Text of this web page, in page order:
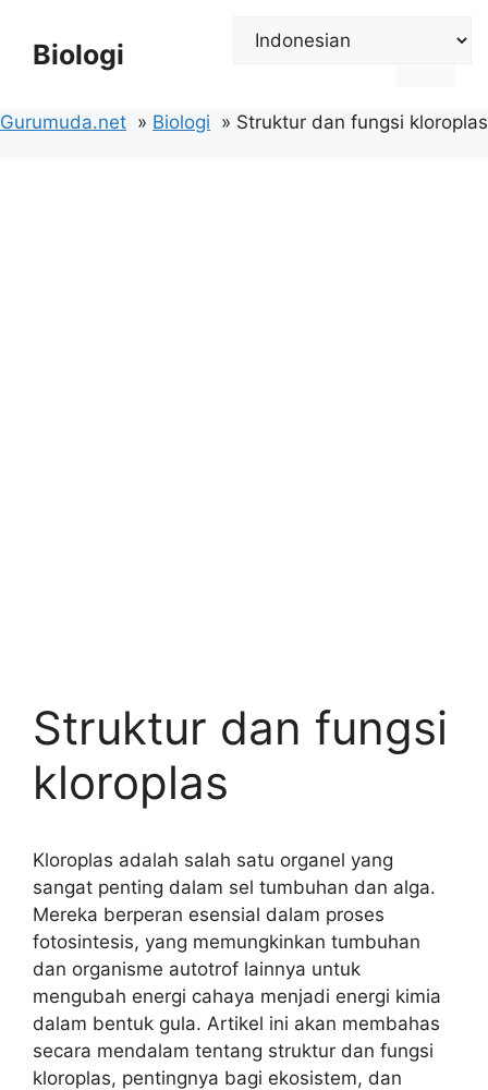
Biologi
Gurumuda.net Biologi Struktur dan fungsi kloroplas
Struktur dan fungsi
kloroplas
Kloroplas adalah salah satu organel yang
sangat penting dalam sel tumbuhan dan alga.
Mereka berperan esensial dalam proses
fotosintesis, yang memungkinkan tumbuhan
dan organisme autotrof lainnya untuk
mengubah energi cahaya menjadi energi kimia
dalam bentuk gula. Artikel ini akan membahas
secara mendalam tentang struktur dan fungsi
kloroplas, pentingnya bagi ekosistem, dan